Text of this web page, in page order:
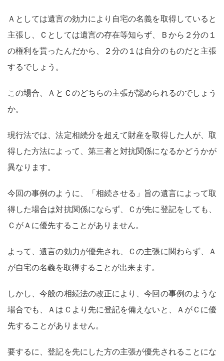
Ａとしては遺言の効力により自宅の名義を取得していると
主張し、Ｃとしては遺言の存在等知らず、Ｂから２分の１
の権利を貰ったんだから、２分の１は自分のものだと主張
するでしょう。
この場合、ＡとＣのどちらの主張が認められるのでしょう
か。
現行法では、法定相続分を超えて財産を取得した人が、取
得した方法によって、第三者と対抗関係になるかどうかが
異なります。
今回の事例のように、「相続させる」旨の遺言によって取
得した場合は対抗関係にならず、Ｃが先に登記をしても、
ＣがＡに優先することがありません。
よって、遺言の効力が優先され、Ｃの主張に関わらず、Ａ
が自宅の名義を取得することが出来ます。
しかし、今般の相続法の改正により、今回の事例のような
場合でも、ＡはＣより先に登記を備えないと、ＡがＣに優
先することがありません。
要するに、登記を先にした方の主張が優先されることにな